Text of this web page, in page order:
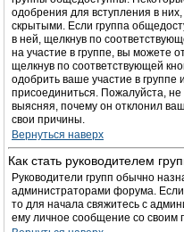
одобрения для вступления в
скрытыми. Если группа
в ней, щелкнув по
на участие в группе, вы можете
щелкнув по соответствующей
одобрить ваше участие в группе
присоединиться. Пожалуйста,
выясняя, почему он отклонил
свои причины.
Вернуться наверх
Как стать руководителем
Руководители групп обычно
администраторами форума.
то для начала свяжитесь с
ему личное сообщение со своим